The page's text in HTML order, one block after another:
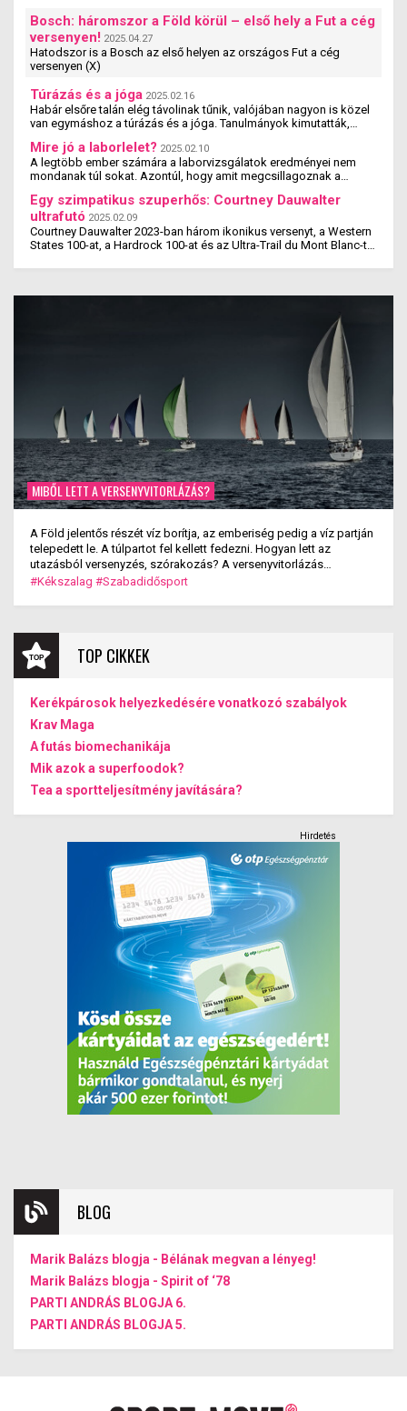
Bosch: háromszor a Föld körül – első hely a Fut a cég
versenyen! 2025.04.27
Hatodszor is a Bosch az első helyen az országos Fut a cég
versenyen (X)
Túrázás és a jóga 2025.02.16
Habár elsőre talán elég távolinak tűnik, valójában nagyon is közel
van egymáshoz a túrázás és a jóga. Tanulmányok kimutatták,
Mire jó a laborlelet? 2025.02.10
A legtöbb ember számára a laborvizsgálatok eredményei nem
mondanak túl sokat. Azontúl, hogy amit megcsillagoznak a
Egy szimpatikus szuperhős: Courtney Dauwalter
ultrafutó 2025.02.09
Courtney Dauwalter 2023-ban három ikonikus versenyt, a Western
States 100-at, a Hardrock 100-at és az Ultra-Trail du Mont Blanc-t
MIBŐL LETT A VERSENYVITORLÁZÁS?
A Föld jelentős részét víz borítja, az emberiség pedig a víz partján
telepedett le. A túlpartot fel kellett fedezni. Hogyan lett az
utazásból versenyzés, szórakozás? A versenyvitorlázás
kialakulása.
#Kékszalag #Szabadidősport
TOP CIKKEK
Kerékpárosok helyezkedésére vonatkozó szabályok
Krav Maga
A futás biomechanikája
Mik azok a superfoodok?
Tea a sportteljesítmény javítására?
Hirdetés
BLOG
Marik Balázs blogja - Bélának megvan a lényeg!
Marik Balázs blogja - Spirit of ‘78
PARTI ANDRÁS BLOGJA 6.
PARTI ANDRÁS BLOGJA 5.